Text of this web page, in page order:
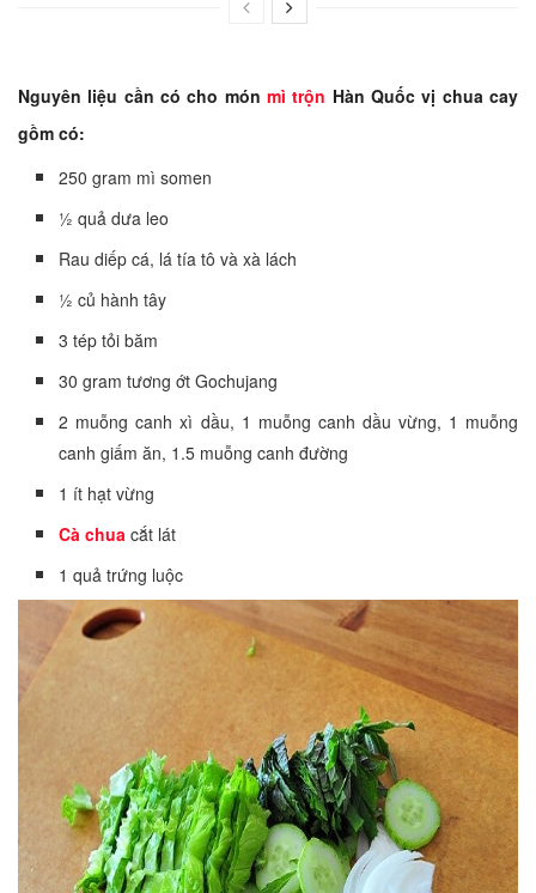
Nguyên liệu cần có cho món mì trộn Hàn Quốc vị chua cay
gồm có:
250 gram mì somen
½ quả dưa leo
Rau diếp cá, lá tía tô và xà lách
½ củ hành tây
3 tép tỏi băm
30 gram tương ớt Gochujang
2 muỗng canh xì dầu, 1 muỗng canh dầu vừng, 1 muỗng
canh giấm ăn, 1.5 muỗng canh đường
1 ít hạt vừng
Cà chua cắt lát
1 quả trứng luộc